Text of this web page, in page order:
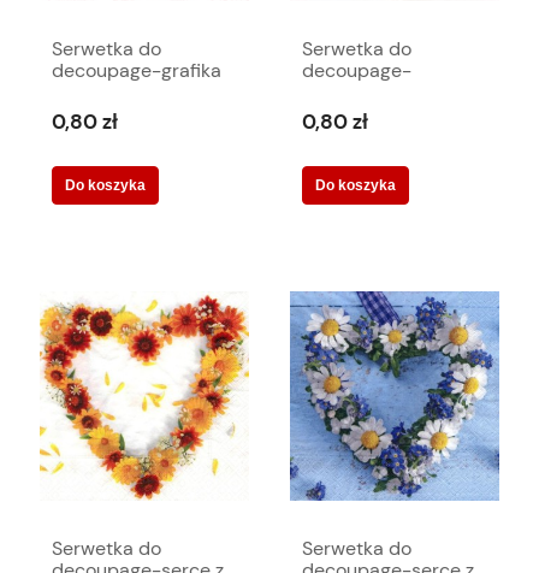
Serwetka do
decoupage-grafika
0,80 zł
Do koszyka
Serwetka do
decoupage-
6048
0,80 zł
Do koszyka
Serwetka do
Serwetka do